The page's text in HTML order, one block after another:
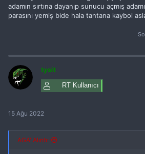
adamın sırtına dayanıp sunucu açmış
parasını yemiş bide hala tantana kaybol
tysit
RT Kullanıcı
15 Ağu 2022
AGA' Alıntı: